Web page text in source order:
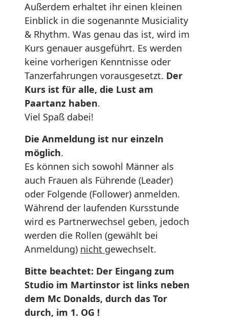
Außerdem erhaltet ihr einen kleinen
Einblick in die sogenannte Musiciality
& Rhythm. Was genau das ist, wird im
Kurs genauer ausgeführt. Es werden
keine vorherigen Kenntnisse oder
Tanzerfahrungen vorausgesetzt. Der
Kurs ist für alle, die Lust am
Paartanz haben.
Viel Spaß dabei!
Die Anmeldung ist nur einzeln
möglich.
Es können sich sowohl Männer als
auch Frauen als Führende (Leader)
oder Folgende (Follower) anmelden.
Während der laufenden Kursstunde
wird es Partnerwechsel geben, jedoch
werden die Rollen (gewählt bei
Anmeldung) nicht gewechselt.
Bitte beachtet: Der Eingang zum
Studio im Martinstor ist links neben
dem Mc Donalds, durch das Tor
durch, im 1. OG !